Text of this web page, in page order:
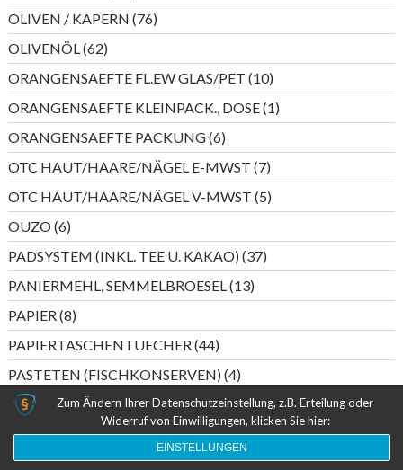
Produkte
OLIVEN / KAPERN 7676
Produkte
OLIVENÖL 6262
Produkte
ORANGENSAEFTE FL.EW GLAS/PET 1010
Produkte
ORANGENSAEFTE KLEINPACK., DOSE 11
Produkt
ORANGENSAEFTE PACKUNG 66
Produkte
OTC HAUT/HAARE/NÄGEL E-MWST 77
Produkte
OTC HAUT/HAARE/NÄGEL V-MWST 55
Produkte
OUZO 66
Produkte
PADSYSTEM (INKL. TEE U. KAKAO) 3737
Produkte
PANIERMEHL, SEMMELBROESEL 1313
Produkte
PAPIER 88
Produkte
PAPIERTASCHENTUECHER 4444
Produkte
PASTETEN (FISCHKONSERVEN) 44
PASTETEN (WURST) 66
Produkte
PERLWEIN DEUTSCHLAND 55
Produkte
PERLWEIN ITALIEN/SPANIEN 2020
Zum Ändern Ihrer Datenschutzeinstellung, z.B. Erteilung oder
Widerruf von Einwilligungen, klicken Sie hier:
EINSTELLUNGEN